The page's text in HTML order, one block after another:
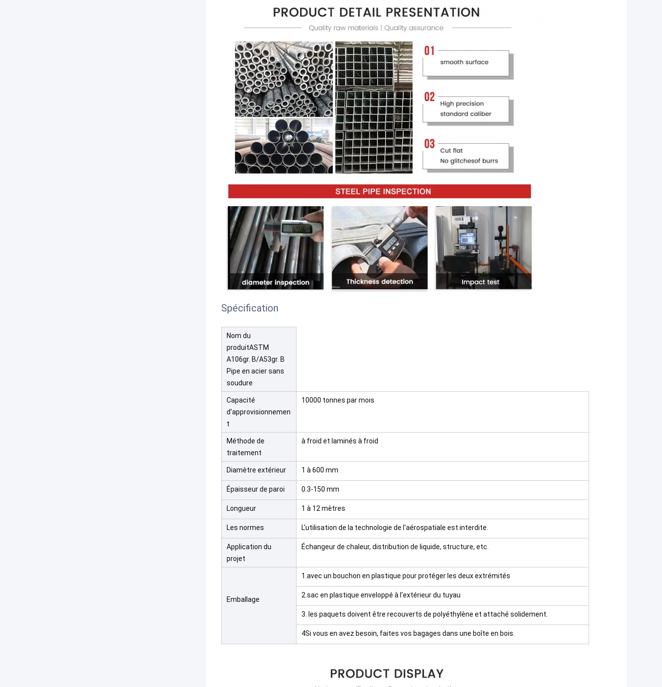
Spécification
Nom du
produitASTM
A106gr. B/A53gr. B
Pipe en acier sans
soudure
Capacité
d'approvisionnemen
t
10000 tonnes par mois
Méthode de
traitement
à froid et laminés à froid
Diamètre extérieur 1 à 600 mm
Épaisseur de paroi 0.3-150 mm
Longueur 1 à 12 mètres
Les normes L'utilisation de la technologie de l'aérospatiale est interdite.
Application du
projet
Échangeur de chaleur, distribution de liquide, structure, etc.
Emballage
1.avec un bouchon en plastique pour protéger les deux extrémités
2.sac en plastique enveloppé à l'extérieur du tuyau
3. les paquets doivent être recouverts de polyéthylène et attaché solidement.
4Si vous en avez besoin, faites vos bagages dans une boîte en bois.